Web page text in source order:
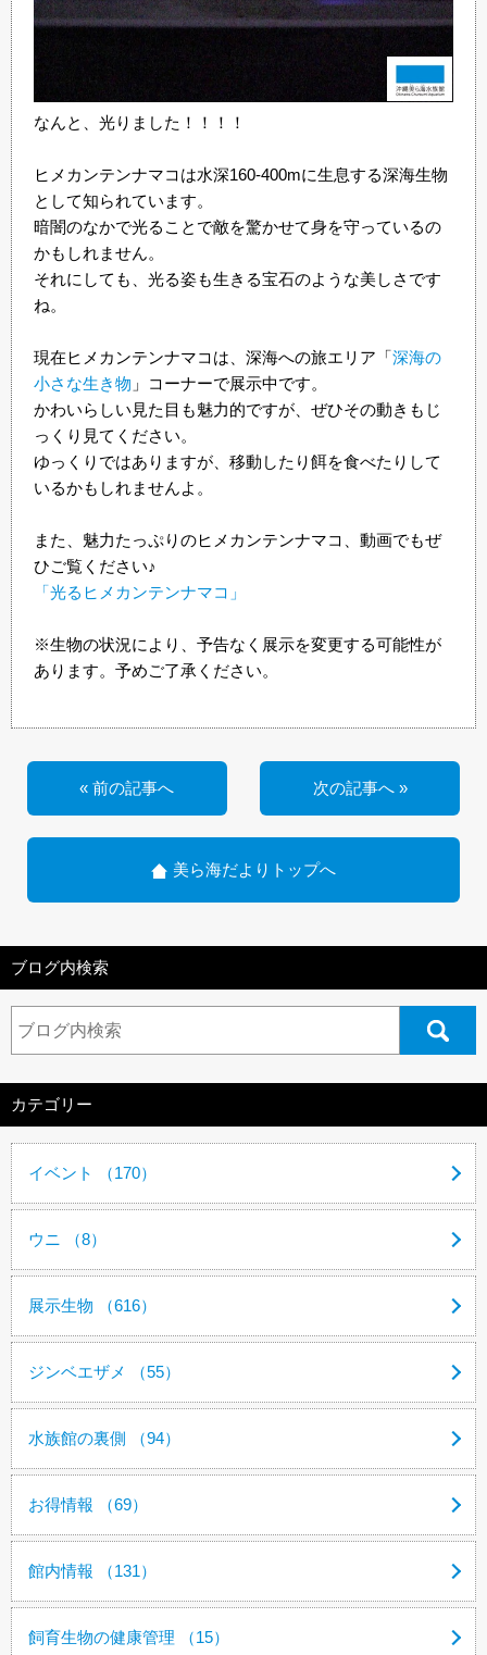
なんと、光りました！！！！
ヒメカンテンナマコは水深160-400mに生息する深海生物
として知られています。
暗闇のなかで光ることで敵を驚かせて身を守っているの
かもしれません。
それにしても、光る姿も生きる宝石のような美しさです
ね。
現在ヒメカンテンナマコは、深海への旅エリア「深海の
小さな生き物 」コーナーで展示中です。
かわいらしい見た目も魅力的ですが、ぜひその動きもじ
っくり見てください。
ゆっくりではありますが、移動したり餌を食べたりして
いるかもしれませんよ。
また、魅力たっぷりのヒメカンテンナマコ、動画でもぜ
ひご覧ください♪
「光るヒメカンテンナマコ」
※生物の状況により、予告なく展示を変更する可能性が
あります。予めご了承ください。
« 前の記事へ 次の記事へ »
美ら海だよりトップへ
ブログ内検索
カテゴリー
イベント （170）
ウニ （8）
展示生物 （616）
ジンベエザメ （55）
水族館の裏側 （94）
お得情報 （69）
館内情報 （131）
飼育生物の健康管理 （15）